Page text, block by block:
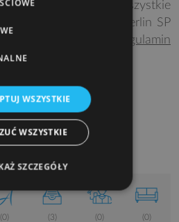
znajdują się wszystkie
z projektem domu Merlin SP
Przeczytaj
regulamin
NOWY TEMAT
(0) (3) (0) (0)
WSZYSTKIE
WSZYSTKIE
SZCZEGÓŁY